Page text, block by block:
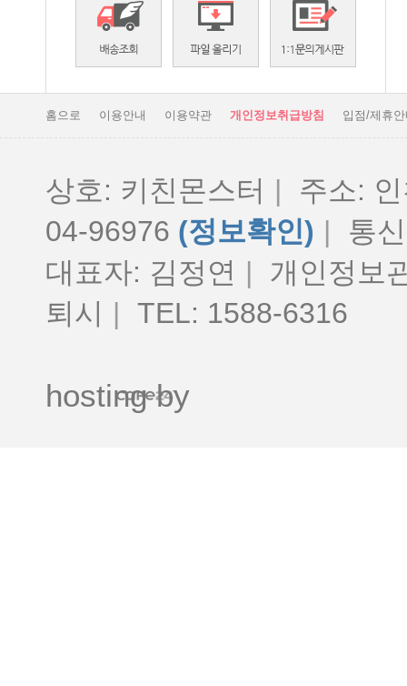
홈으로 이용안내 이용약관 개인정보취급방침 입점/제휴
상호: 키친몬스터 |
주소:
04-96976 (정보확인) |
통
대표자: 김정연 |
개인정보
퇴시
| TEL: 1588-6316
hosting by